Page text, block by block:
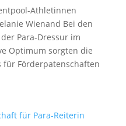
Athletinnen
Wienand Bei den
Para-Dressur im
Optimum sorgten die
Förderpatenschaften